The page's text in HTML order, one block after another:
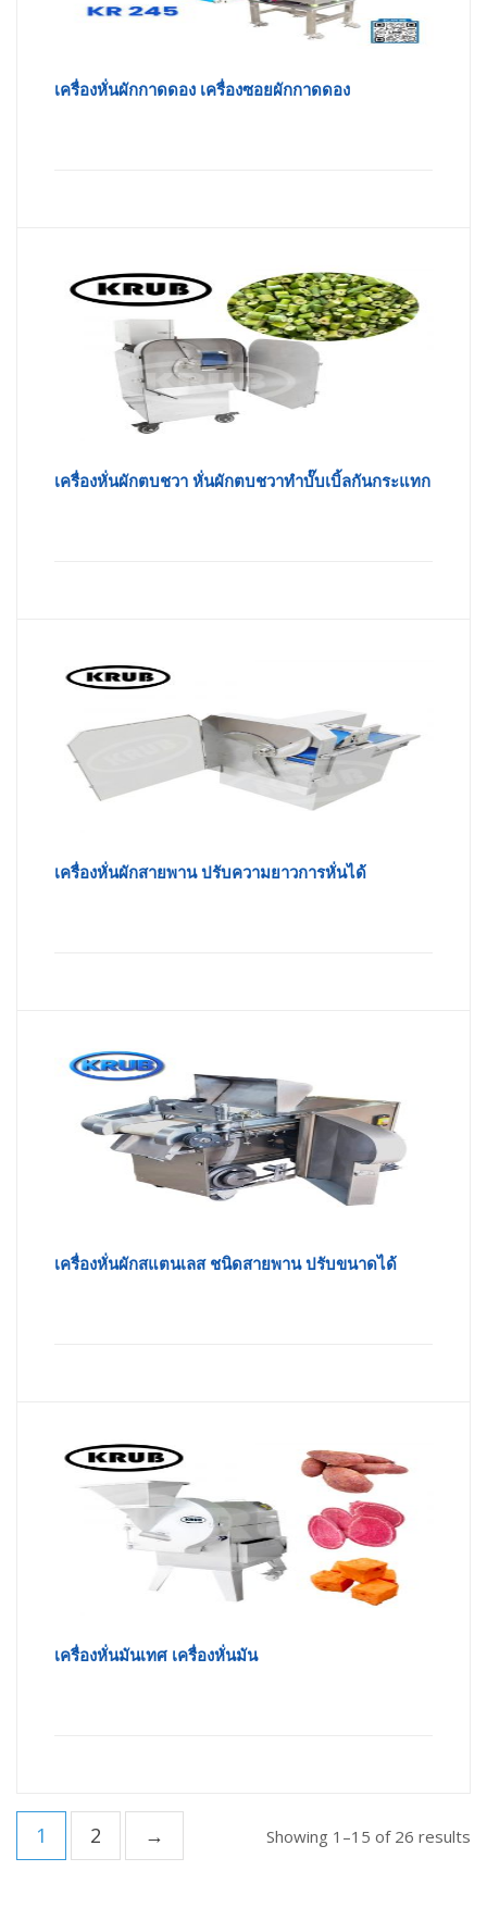
เครื่องหั่นผักกาดดอง เครื่องซอยผักกาดดอง
เครื่องหั่นผักตบชวา หั่นผักตบชวาทำบั๊บเบิ้ลกันกระแทก
เครื่องหั่นผักสายพาน ปรับความยาวการหั่นได้
เครื่องหั่นผักสแตนเลส ชนิดสายพาน ปรับขนาดได้
เครื่องหั่นมันเทศ เครื่องหั่นมัน
Showing 1–15 of 26 results
1 2 →